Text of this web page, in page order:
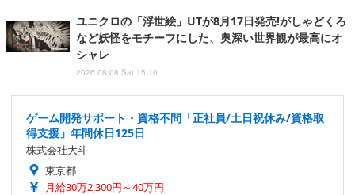
ユニクロの「浮世絵」UTが8月17日発売!がしゃどくろ
など妖怪をモチーフにした、奥深い世界観が最高にオ
シャレ
2026.08.08 Sat 15:10
ゲーム開発サポート・資格不問「正社員/土日祝休み/資格取
得支援」年間休日125日
株式会社大斗
東京都
月給30万2,300円～40万円